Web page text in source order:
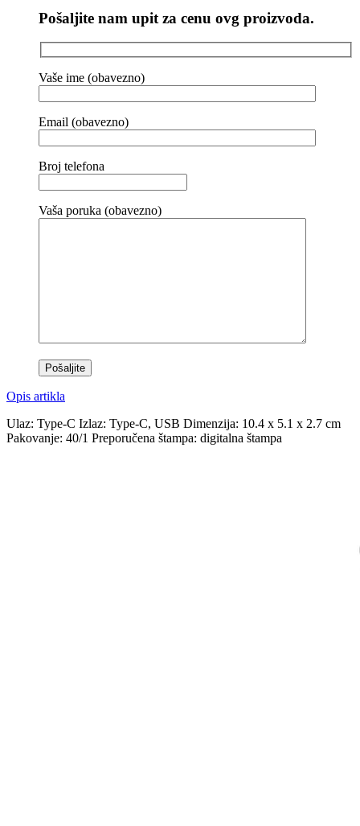
Pošaljite nam upit za cenu ovg proizvoda.
Vaše ime (obavezno)
Email (obavezno)
Broj telefona
Vaša poruka (obavezno)
Opis artikla
Ulaz: Type-C Izlaz: Type-C, USB Dimenzija: 10.4 x 5.1 x 2.7 cm
Pakovanje: 40/1 Preporučena štampa: digitalna štampa